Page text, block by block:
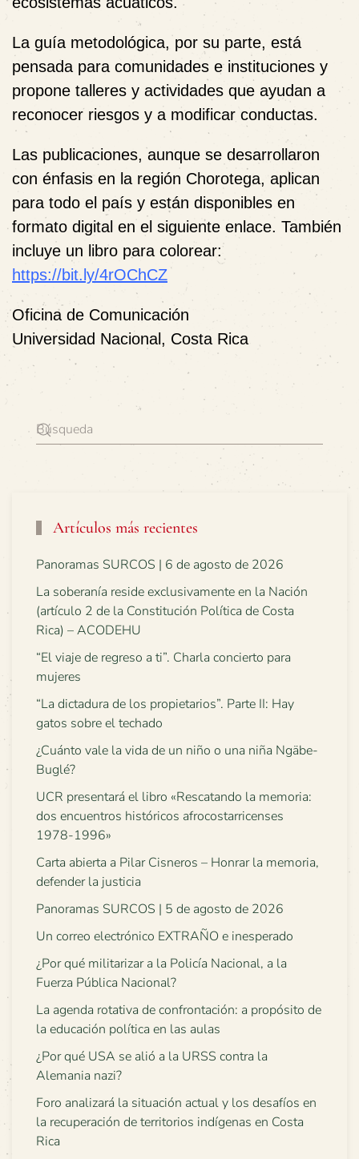
La guía metodológica, por su parte, está
pensada para comunidades e instituciones y
propone talleres y actividades que ayudan a
reconocer riesgos y a modificar conductas.
Las publicaciones, aunque se desarrollaron
con énfasis en la región Chorotega, aplican
para todo el país y están disponibles en
formato digital en el siguiente enlace. También
incluye un libro para colorear:
https://bit.ly/4rOChCZ
Oficina de Comunicación
Universidad Nacional, Costa Rica
Artículos más recientes
Panoramas SURCOS | 6 de agosto de 2026
La soberanía reside exclusivamente en la Nación
(artículo 2 de la Constitución Política de Costa
Rica) – ACODEHU
“El viaje de regreso a ti”. Charla concierto para
mujeres
“La dictadura de los propietarios”. Parte II: Hay
gatos sobre el techado
¿Cuánto vale la vida de un niño o una niña Ngäbe-
Buglé?
UCR presentará el libro «Rescatando la memoria:
dos encuentros históricos afrocostarricenses
1978-1996»
Carta abierta a Pilar Cisneros – Honrar la memoria,
defender la justicia
Panoramas SURCOS | 5 de agosto de 2026
Un correo electrónico EXTRAÑO e inesperado
¿Por qué militarizar a la Policía Nacional, a la
Fuerza Pública Nacional?
La agenda rotativa de confrontación: a propósito de
la educación política en las aulas
¿Por qué USA se alió a la URSS contra la
Alemania nazi?
Foro analizará la situación actual y los desafíos en
la recuperación de territorios indígenas en Costa
Rica